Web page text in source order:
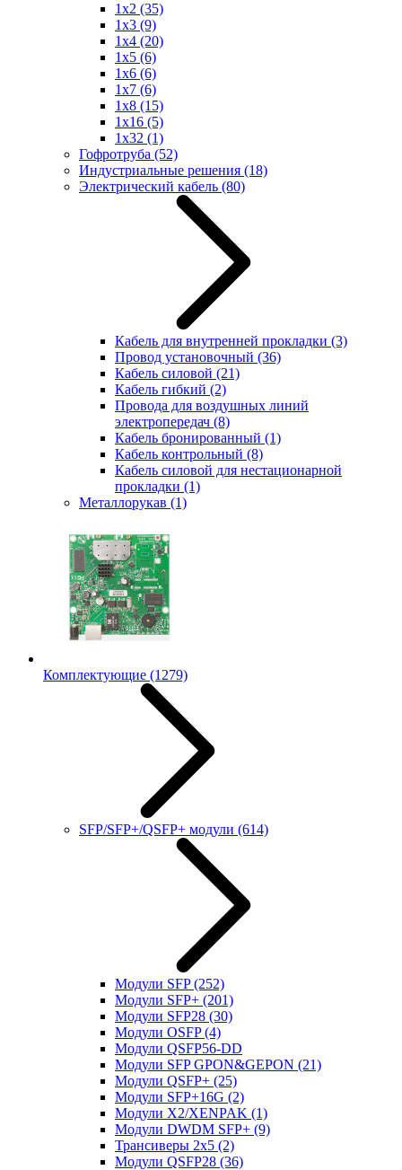
1x2 (35)
1x3 (9)
1x4 (20)
1x5 (6)
1x6 (6)
1x7 (6)
1x8 (15)
1x16 (5)
1x32 (1)
Гофротруба (52)
Индустриальные решения (18)
Электрический кабель (80)
Кабель для внутренней прокладки (3)
Провод установочный (36)
Кабель силовой (21)
Кабель гибкий (2)
Провода для воздушных линий
электропередач (8)
Кабель бронированный (1)
Кабель контрольный (8)
Кабель силовой для нестационарной
прокладки (1)
Металлорукав (1)
Комплектующие (1279)
SFP/SFP+/QSFP+ модули (614)
Модули SFP(252)
Модули SFP+ (201)
Модули SFP28 (30)
Модули OSFP(4)
Модули QSFP56-DD
Модули SFP GPON&GEPON (21)
Модули QSFP+ (25)
Модули SFP+16G (2)
Модули X2/XENPAK (1)
Модули DWDM SFP+ (9)
Трансиверы 2x5 (2)
Модули QSFP28 (36)